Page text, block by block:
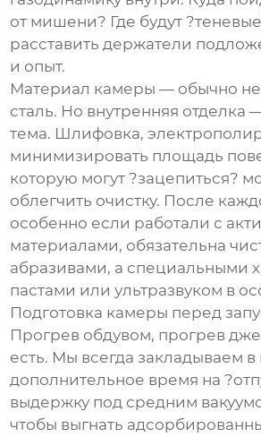
от мишени? Где будут
расставить держатели
и опыт.
Материал камеры — обычно
сталь. Но внутренняя отделка
тема. Шлифовка,
минимизировать площадь
которую могут ?зацепиться?
облегчить очистку. После
особенно если работали с
материалами, обязательна
абразивами, а специальными
пастами или ультразвуком в
Подготовка камеры перед
Прогрев обдувом, прогрев
есть. Мы всегда закладываем в
дополнительное время на
выдержку под средним
чтобы выгнать